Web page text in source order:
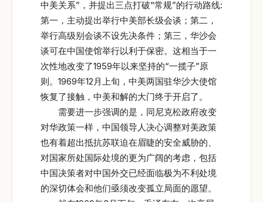
中美关系”，并提出三点打破“常规”的行动路线:
第一，主动提出举行中美部长级会谈；第二，
举行高级别会谈不设先决条件；第三，华沙会
谈可在中国使馆举行以利于保密。这相当于一
次性地改变了1959年以来坚持的“一揽子”原
则。1969年12月上旬，中美两国驻华沙大使馆
恢复了接触，中美和解的大门终于开启了。
需要进一步强调的是，同尼克松政府改变
对华政策一样，中国领导人决心调整对美政策
也有着超出抵抗苏联迫在眉睫的安全威胁的、
对国家所处国际处境的更为广阔的考虑，包括
中国决策者对中国外交已经面临极为不利处境
的深切体会和他们亟须改变孤立局面的愿望。